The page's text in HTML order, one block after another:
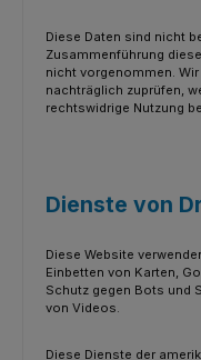
Diese Daten sind nicht
Zusammenführung
nicht vorgenommen.
nachträglich zuprüfen,
rechtswidrige Nutzung
Dienste von
Diese Website
Einbetten von Karten,
Schutz gegen Bots und
von Videos.
Diese Dienste der